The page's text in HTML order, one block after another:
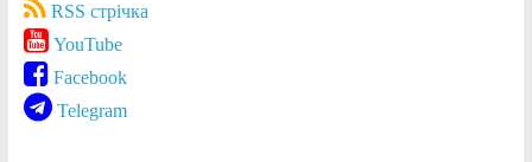
RSS стрічка
YouTube
Facebook
Telegram